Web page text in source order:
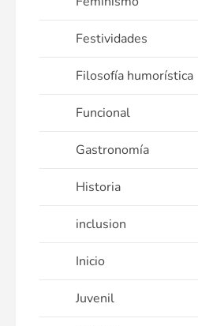
Festividades
Filosofía humorística
Funcional
Gastronomía
Historia
inclusion
Inicio
Juvenil